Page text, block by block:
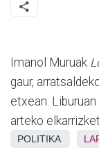
Imanol Muruak
gaur,
etxean.
arteko
POLITIKA